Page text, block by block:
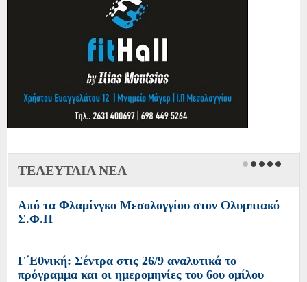
ΤΕΛΕΥΤΑΙΑ ΝΕΑ
Από τα Φλαμίνγκο Μεσολογγίου στον Ολυμπιακό
Σ.Φ.Π
Γ΄Εθνική: Σέντρα στις 26/9 αναλυτικά το
πρόγραμμα και οι ημερομηνίες του 6ου ομίλου